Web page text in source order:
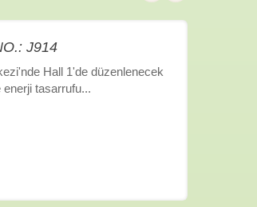
J914
Hall 1'de düzenlenecek
enerji tasarrufu...